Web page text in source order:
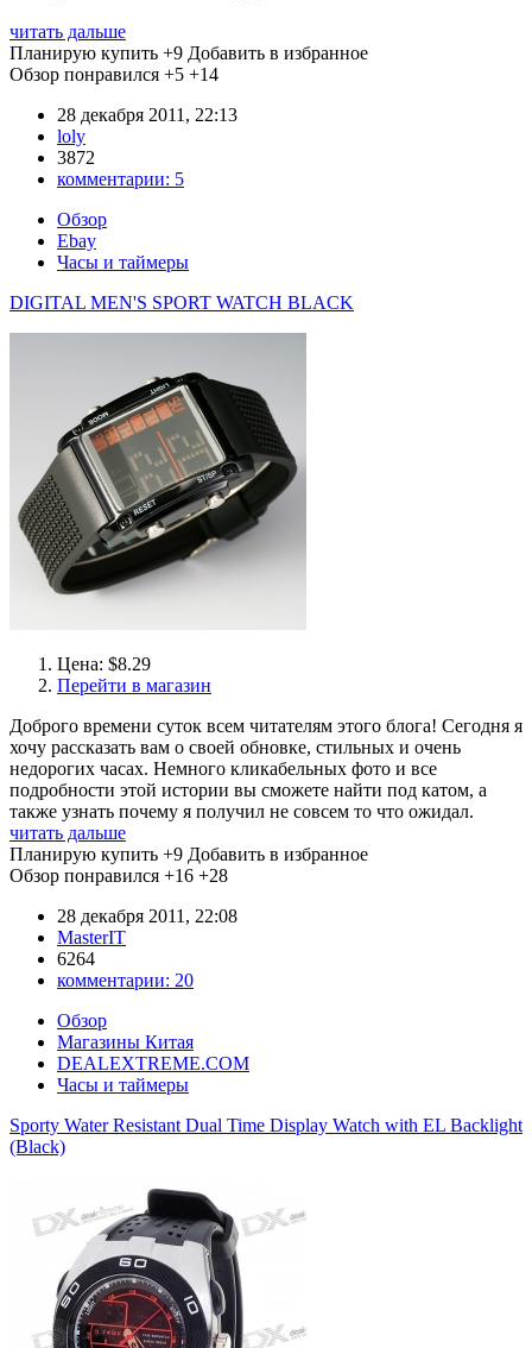
читать дальше
Планирую купить +9 Добавить в избранное
Обзор понравился +5 +14
28 декабря 2011, 22:13
loly
3872
комментарии: 5
Обзор
Ebay
Часы и таймеры
DIGITAL MEN'S SPORT WATCH BLACK
Цена: $8.29
Перейти в магазин
Доброго времени суток всем читателям этого блога! Сегодня я
хочу рассказать вам о своей обновке, стильных и очень
недорогих часах. Немного кликабельных фото и все
подробности этой истории вы сможете найти под катом, а
также узнать почему я получил не совсем то что ожидал.
читать дальше
Планирую купить +9 Добавить в избранное
Обзор понравился +16 +28
28 декабря 2011, 22:08
MasterIT
6264
комментарии: 20
Обзор
Магазины Китая
DEALEXTREME.COM
Часы и таймеры
Sporty Water Resistant Dual Time Display Watch with EL Backlight
(Black)